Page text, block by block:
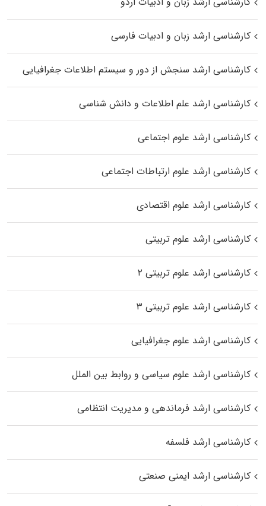
کارشناسی ارشد زبان و ادبیات فارسی
کارشناسی ارشد سنجش از دور و سیستم اطلاعات جغرافیایی
کارشناسی ارشد علم اطلاعات و دانش شناسی
کارشناسی ارشد علوم اجتماعی
کارشناسی ارشد علوم ارتباطات اجتماعی
کارشناسی ارشد علوم اقتصادی
کارشناسی ارشد علوم تربیتی
کارشناسی ارشد علوم تربیتی ۲
کارشناسی ارشد علوم تربیتی ۳
کارشناسی ارشد علوم جغرافیایی
کارشناسی ارشد علوم سیاسی و روابط بین الملل
کارشناسی ارشد فرماندهی و مدیریت انتظامی
کارشناسی ارشد فلسفه
کارشناسی ارشد ایمنی صنعتی